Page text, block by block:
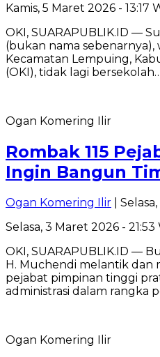
Kamis, 5 Maret 2026 - 13:17
OKI, SUARAPUBLIK.ID —
(bukan nama sebenarnya),
Kecamatan Lempuing,
(OKI), tidak lagi
Ogan Komering Ilir
Rombak 115
Ingin Bangun
Ogan Komering Ilir |
Selasa, 3 Maret 2026 - 21:53
OKI, SUARAPUBLIK.ID —
H. Muchendi melantik dan
pejabat pimpinan tinggi
administrasi dalam rangka
Ogan Komering Ilir